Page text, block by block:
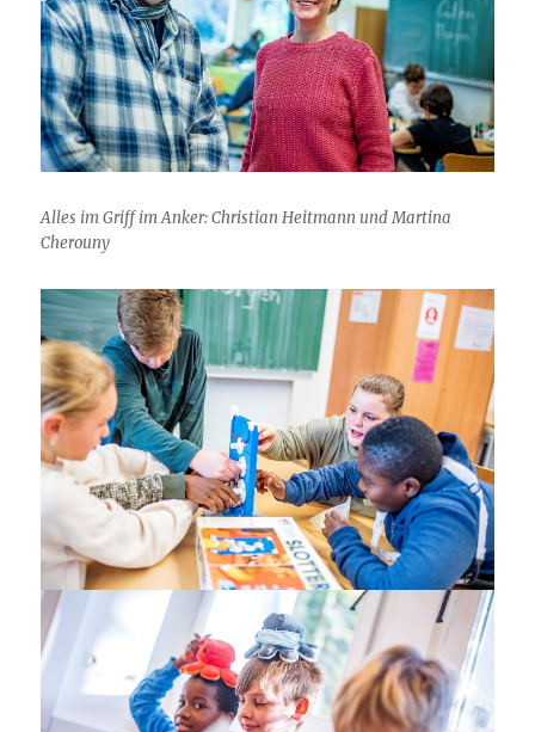
Alles im Griff im Anker: Christian Heitmann und Martina
Cherouny